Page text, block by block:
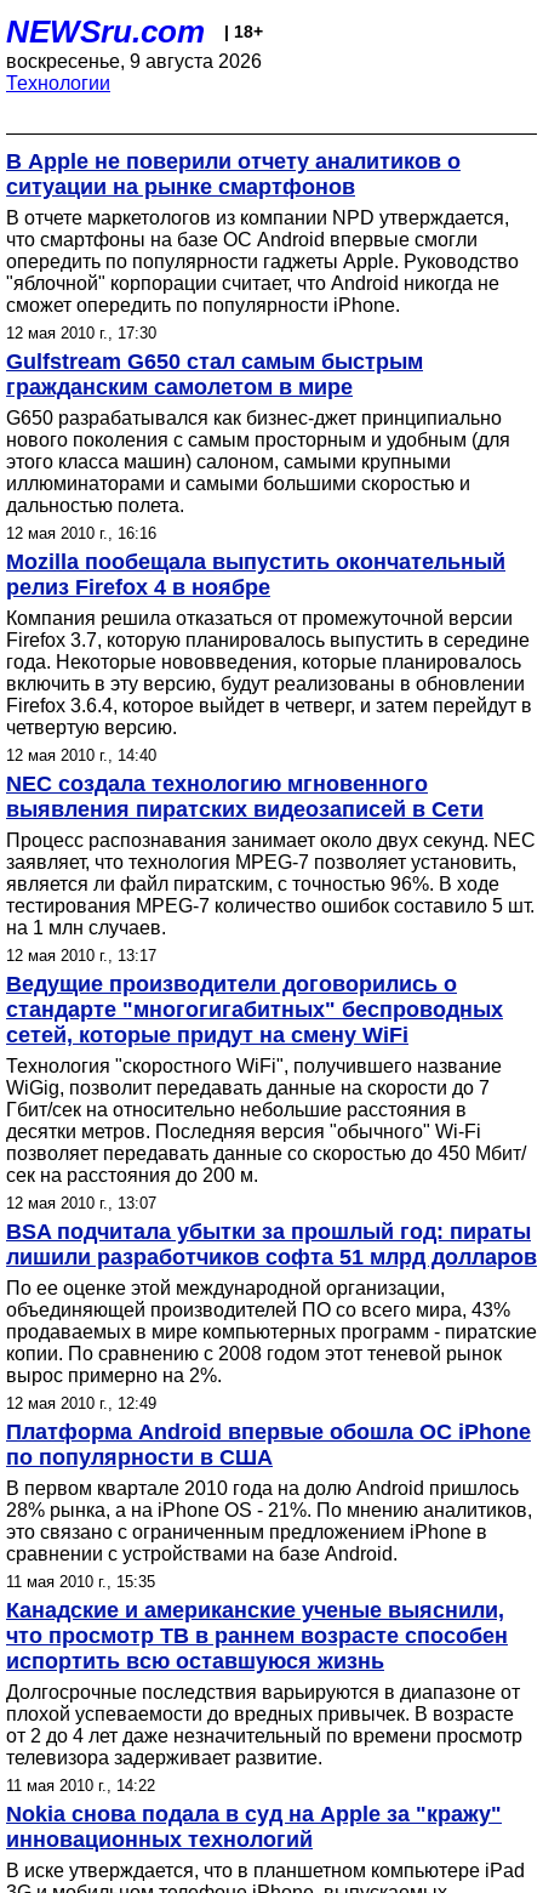
NEWSru.com | 18+
воскресенье, 9 августа 2026
Технологии
В Apple не поверили отчету аналитиков о
ситуации на рынке смартфонов
В отчете маркетологов из компании NPD утверждается,
что смартфоны на базе ОС Android впервые смогли
опередить по популярности гаджеты Apple. Руководство
"яблочной" корпорации считает, что Android никогда не
сможет опередить по популярности iPhone.
12 мая 2010 г., 17:30
Gulfstream G650 стал самым быстрым
гражданским самолетом в мире
G650 разрабатывался как бизнес-джет принципиально
нового поколения с самым просторным и удобным (для
этого класса машин) салоном, самыми крупными
иллюминаторами и самыми большими скоростью и
дальностью полета.
12 мая 2010 г., 16:16
Mozilla пообещала выпустить окончательный
релиз Firefox 4 в ноябре
Компания решила отказаться от промежуточной версии
Firefox 3.7, которую планировалось выпустить в середине
года. Некоторые нововведения, которые планировалось
включить в эту версию, будут реализованы в обновлении
Firefox 3.6.4, которое выйдет в четверг, и затем перейдут в
четвертую версию.
12 мая 2010 г., 14:40
NEC создала технологию мгновенного
выявления пиратских видеозаписей в Сети
Процесс распознавания занимает около двух секунд. NEC
заявляет, что технология MPEG-7 позволяет установить,
является ли файл пиратским, с точностью 96%. В ходе
тестирования MPEG-7 количество ошибок составило 5 шт.
на 1 млн случаев.
12 мая 2010 г., 13:17
Ведущие производители договорились о
стандарте "многогигабитных" беспроводных
сетей, которые придут на смену WiFi
Технология "скоростного WiFi", получившего название
WiGig, позволит передавать данные на скорости до 7
Гбит/сек на относительно небольшие расстояния в
десятки метров. Последняя версия "обычного" Wi-Fi
позволяет передавать данные со скоростью до 450 Мбит/
сек на расстояния до 200 м.
12 мая 2010 г., 13:07
BSA подчитала убытки за прошлый год: пираты
лишили разработчиков софта 51 млрд долларов
По ее оценке этой международной организации,
объединяющей производителей ПО со всего мира, 43%
продаваемых в мире компьютерных программ - пиратские
копии. По сравнению с 2008 годом этот теневой рынок
вырос примерно на 2%.
12 мая 2010 г., 12:49
Платформа Android впервые обошла ОС iPhone
по популярности в США
В первом квартале 2010 года на долю Android пришлось
28% рынка, а на iPhone OS - 21%. По мнению аналитиков,
это связано с ограниченным предложением iPhone в
сравнении с устройствами на базе Android.
11 мая 2010 г., 15:35
Канадские и американские ученые выяснили,
что просмотр ТВ в раннем возрасте способен
испортить всю оставшуюся жизнь
Долгосрочные последствия варьируются в диапазоне от
плохой успеваемости до вредных привычек. В возрасте
от 2 до 4 лет даже незначительный по времени просмотр
телевизора задерживает развитие.
11 мая 2010 г., 14:22
Nokia снова подала в суд на Apple за "кражу"
инновационных технологий
В иске утверждается, что в планшетном компьютере iPad